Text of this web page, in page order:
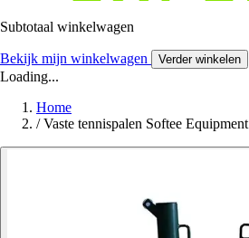
Subtotaal winkelwagen
Bekijk mijn winkelwagen Verder winkelen
Loading...
Home
/ Vaste tennispalen Softee Equipment